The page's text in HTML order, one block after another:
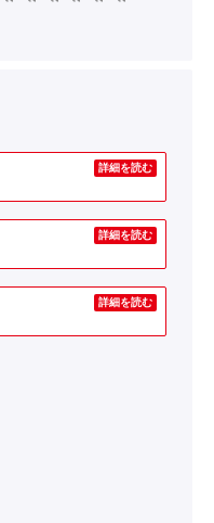
詳細を読む
詳細を読む
詳細を読む